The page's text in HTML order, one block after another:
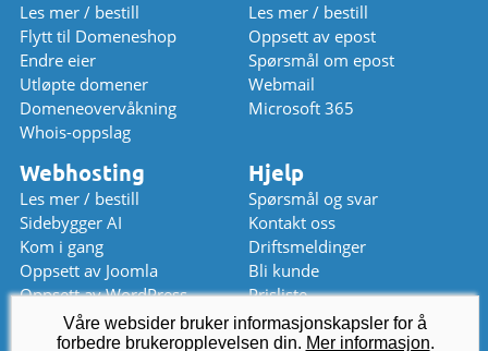
Les mer / bestill
Flytt til Domeneshop
Endre eier
Utløpte domener
Domeneovervåkning
Whois-oppslag
Les mer / bestill
Oppsett av epost
Spørsmål om epost
Webmail
Microsoft 365
Webhosting
Les mer / bestill
Sidebygger AI
Kom i gang
Oppsett av Joomla
Oppsett av WordPress
Hjelp
Spørsmål og svar
Kontakt oss
Driftsmeldinger
Bli kunde
Prisliste
Chat (stengt) kundeservice@domeneshop.no
Våre websider bruker informasjonskapsler for å
forbedre brukeropplevelsen din. Mer informasjon.